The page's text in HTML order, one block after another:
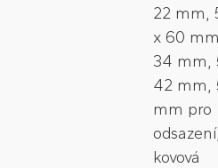
22 mm,
x 60
34 mm,
42 mm,
mm pro
kovová